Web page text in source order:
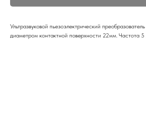
Ультразвуковой пьезоэлектрический
диаметром контактной поверхности 22мм. Частота